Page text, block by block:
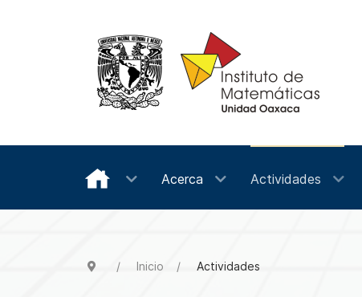
Acerca Actividades
Inicio Actividades